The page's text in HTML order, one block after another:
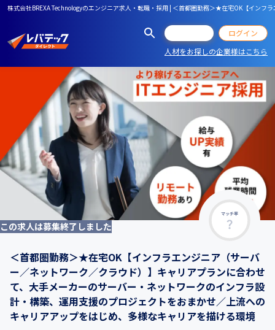
株式会社BREXA Technologyのエンジニア求人・転職・採用 | ＜首都圏勤務＞★在宅OK【イン
ログイン
人材をお探しの企業様はこちら
マッチ率
この求人は募集終了しました
＜首都圏勤務＞★在宅OK【インフラエンジニア（サーバ
ー／ネットワーク／クラウド）】キャリアプランに合わせ
て、⼤⼿メーカーのサーバー・ネットワークのインフラ設
計・構築、運用支援のプロジェクトをおまかせ／上流への
キャリアアップをはじめ、多様なキャリアを描ける環境